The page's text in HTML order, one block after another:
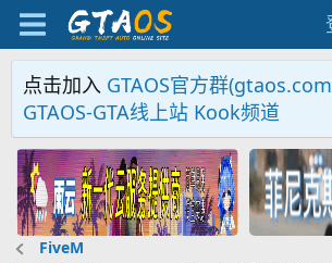
点击加入 GTAOS官方群
GTAOS-GTA线上站 Kook频道
FiveM